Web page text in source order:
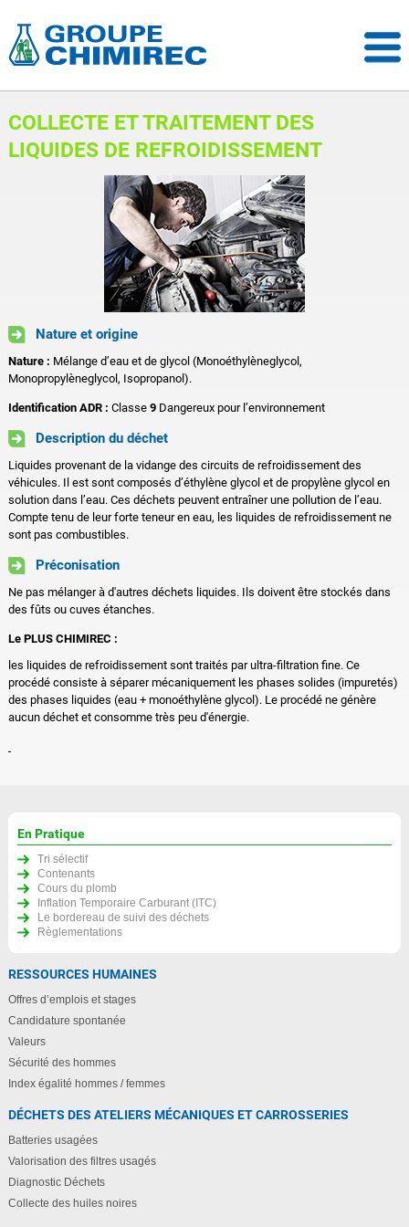
COLLECTE ET TRAITEMENT DES
LIQUIDES DE REFROIDISSEMENT
Nature et origine
Nature : Mélange d’eau et de glycol (Monoéthylèneglycol,
Monopropylèneglycol, Isopropanol).
Identification ADR : Classe 9Dangereux pour l’environnement
Description du déchet
Liquides provenant de la vidange des circuits de refroidissement des
véhicules. Il est sont composés d’éthylène glycol et de propylène glycol en
solution dans l’eau. Ces déchets peuvent entraîner une pollution de l’eau.
Compte tenu de leur forte teneur en eau, les liquides de refroidissement ne
sont pas combustibles.
Préconisation
Ne pas mélanger à d'autres déchets liquides. Ils doivent être stockés dans
des fûts ou cuves étanches.
Le PLUS CHIMIREC :
les liquides de refroidissement sont traités par ultra-filtration fine. Ce
procédé consiste à séparer mécaniquement les phases solides (impuretés)
des phases liquides (eau + monoéthylène glycol). Le procédé ne génère
aucun déchet et consomme très peu d'énergie.
En Pratique
Tri sélectif
Contenants
Cours du plomb
Inflation Temporaire Carburant (ITC)
Le bordereau de suivi des déchets
Règlementations
RESSOURCES HUMAINES
Offres d’emplois et stages
Candidature spontanée
Valeurs
Sécurité des hommes
Index égalité hommes / femmes
DÉCHETS DES ATELIERS MÉCANIQUES ET CARROSSERIES
Batteries usagées
Valorisation des filtres usagés
Diagnostic Déchets
Collecte des huiles noires